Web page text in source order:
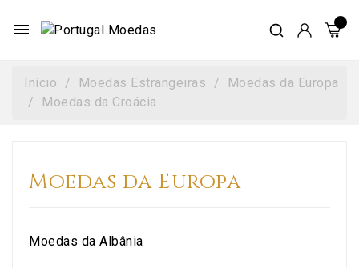
menu
Início Moedas Estrangeiras
Moedas da Europa
Moedas da Croácia
Moedas da Europa
Moedas da Albânia